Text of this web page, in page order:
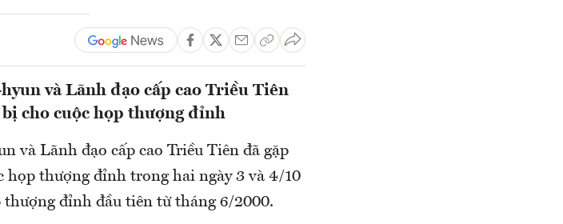
và Lãnh đạo cấp cao Triều Tiên
cho cuộc họp thượng đỉnh
và Lãnh đạo cấp cao Triều Tiên đã gặp
họp thượng đỉnh trong hai ngày 3 và 4/10
đỉnh đầu tiên từ tháng 6/2000.